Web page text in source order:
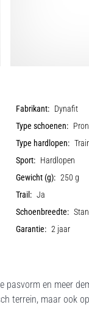
Fabrikant: Dynafit
Type schoenen:
Type hardlopen:
Sport: Hardlopen
Gewicht (g): 250 g
Trail: Ja
Schoenbreedte:
Garantie: 2 jaar
pasvorm en meer
terrein, maar ook